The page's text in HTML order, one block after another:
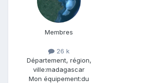
Membres
26 k
Département, région,
ville:madagascar
Mon équipement:du